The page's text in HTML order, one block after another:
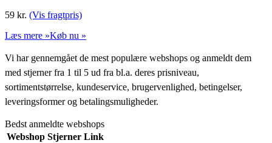
59 kr. (Vis fragtpris)
Læs mere »Køb nu »
Vi har gennemgået de mest populære webshops og anmeldt dem
med stjerner fra 1 til 5 ud fra bl.a. deres prisniveau,
sortimentstørrelse, kundeservice, brugervenlighed, betingelser,
leveringsformer og betalingsmuligheder.
Bedst anmeldte webshops
Webshop Stjerner Link